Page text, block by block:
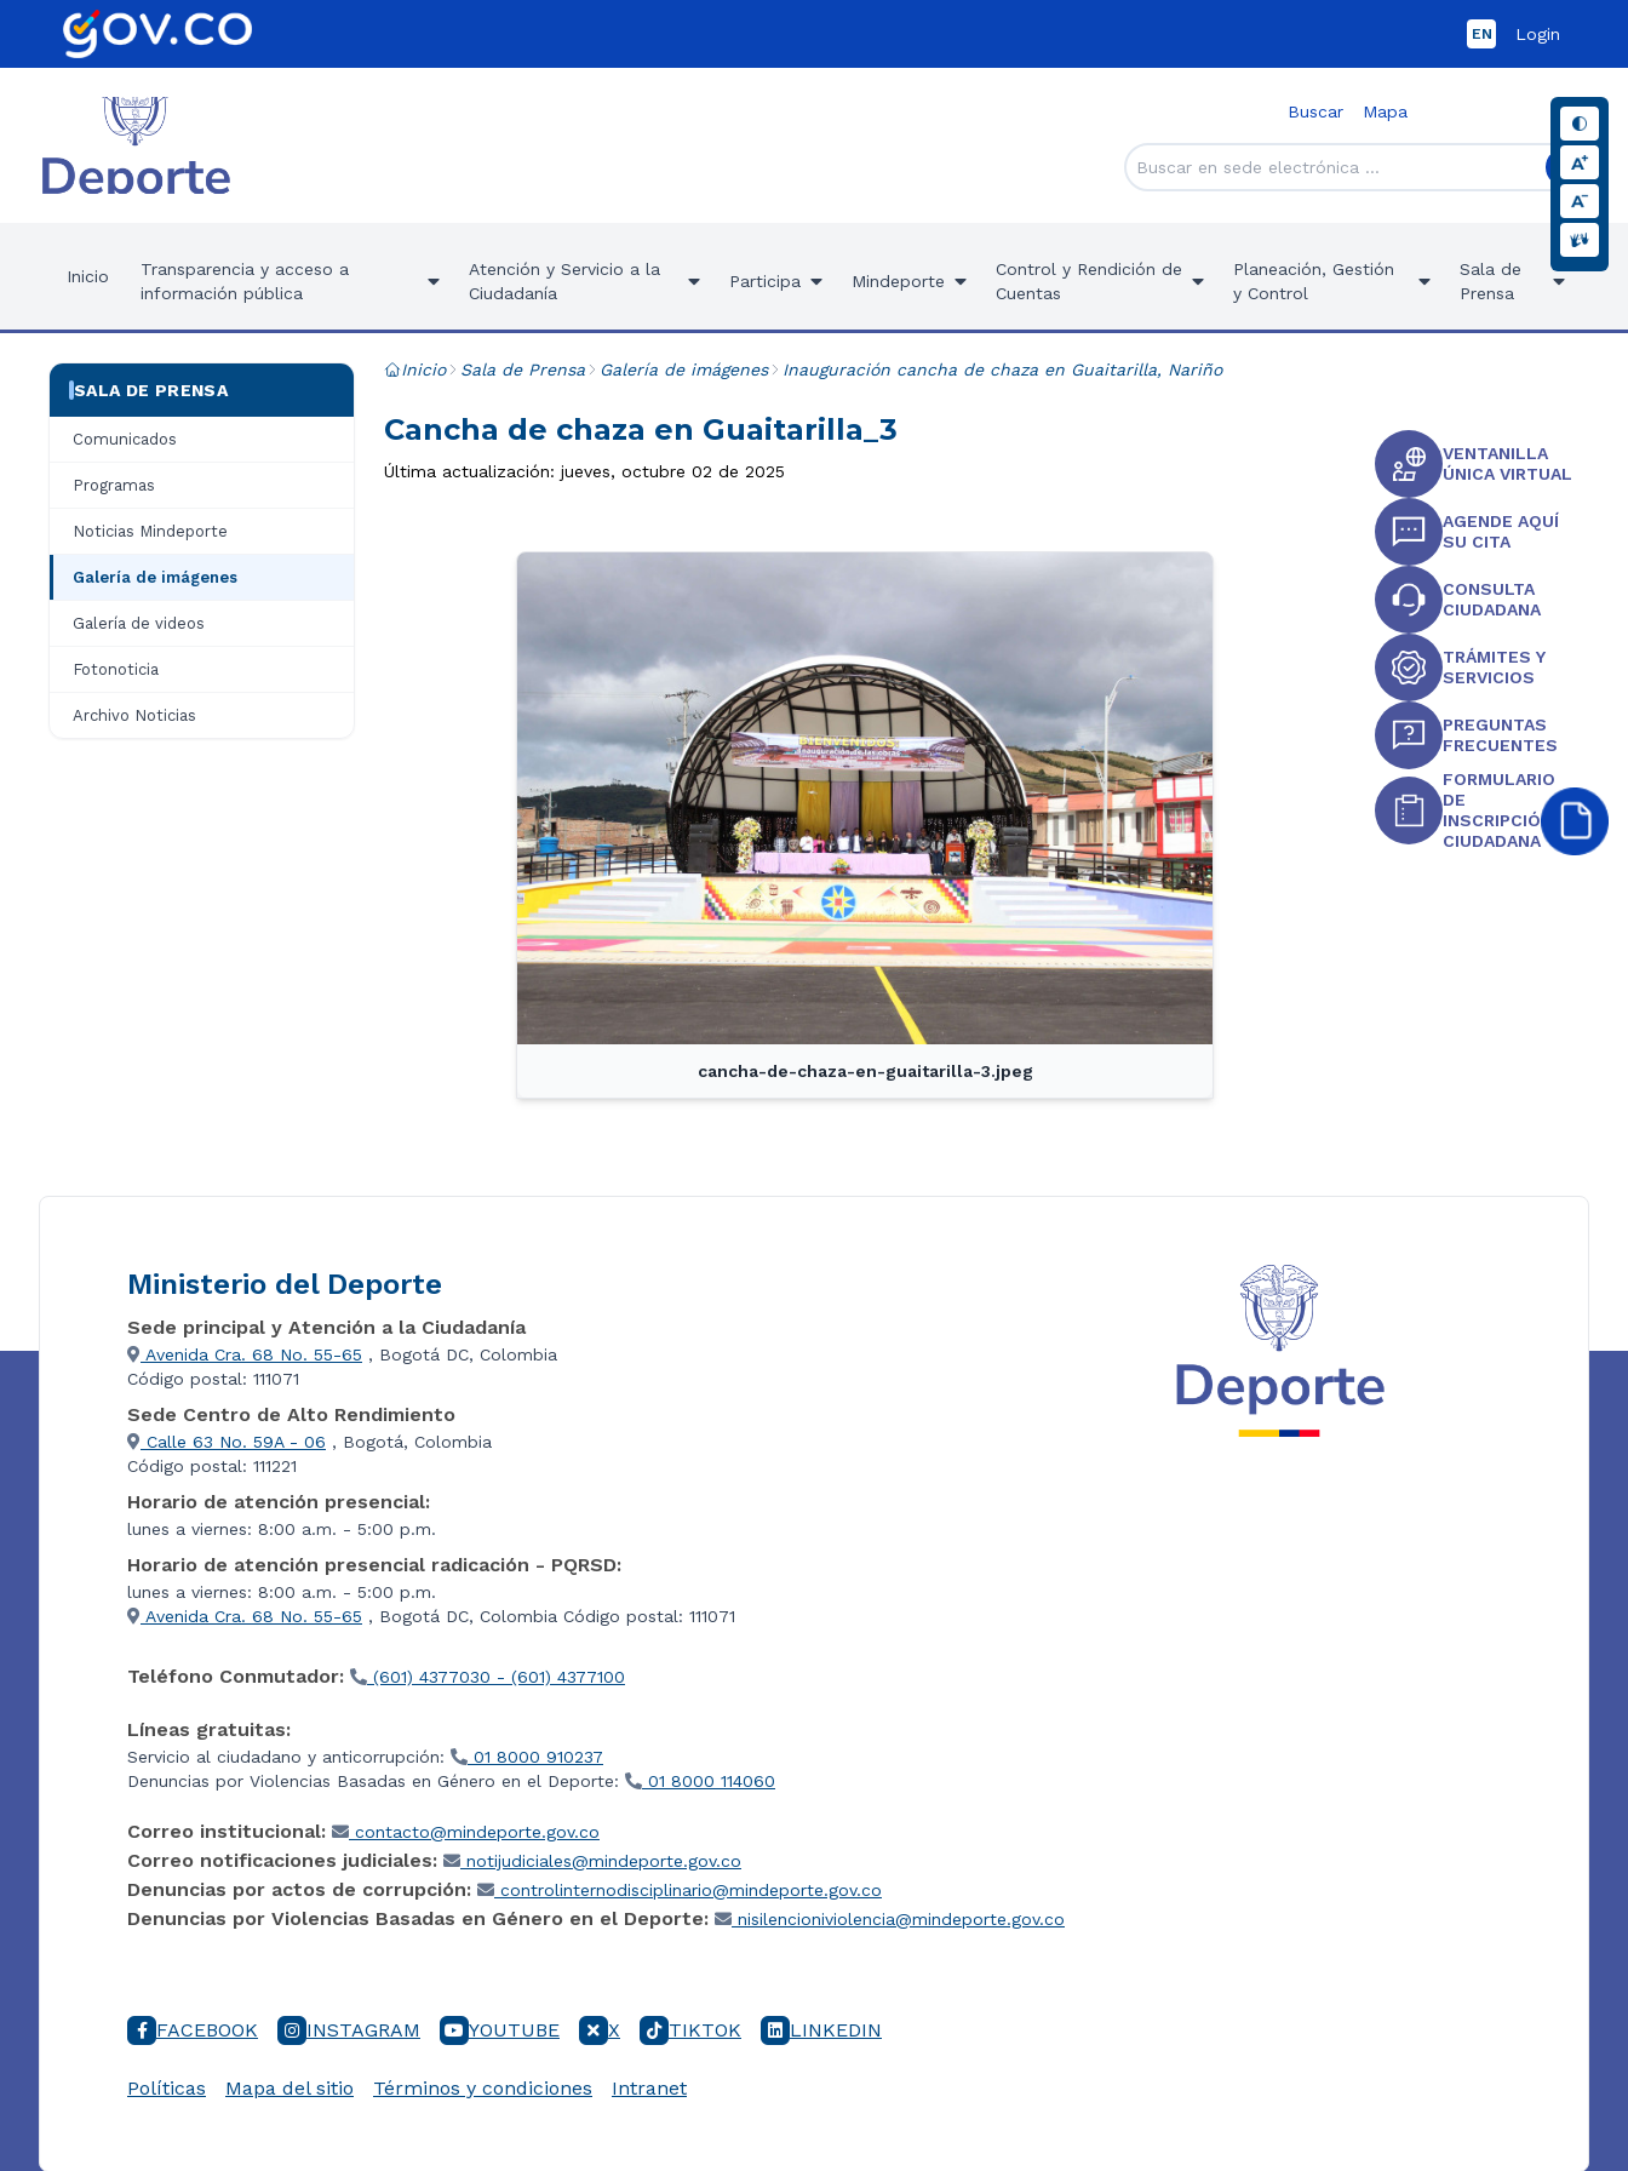
EN Login
Buscar Mapa
Inicio
Transparencia y acceso a
información pública
Atención y Servicio a la
Ciudadanía
Participa Mindeporte
Control y Rendición de
Cuentas
Planeación, Gestión
y Control
Sala de
Prensa
SALA DE PRENSA
Comunicados
Programas
Noticias Mindeporte
Galería de imágenes
Galería de videos
Fotonoticia
Archivo Noticias
Inicio Sala de Prensa Galería de imágenes Inauguración cancha de chaza en Guaitarilla, Nariño
Cancha de chaza en Guaitarilla_3
Última actualización: jueves, octubre 02 de 2025
cancha-de-chaza-en-guaitarilla-3.jpeg
VENTANILLA
ÚNICA VIRTUAL
AGENDE AQUÍ
SU CITA
CONSULTA
CIUDADANA
TRÁMITES Y
SERVICIOS
PREGUNTAS
FRECUENTES
FORMULARIO
DE
INSCRIPCIÓN
CIUDADANA
Ministerio del Deporte
Sede principal y Atención a la Ciudadanía
Avenida Cra. 68 No. 55-65 , Bogotá DC, Colombia
Código postal: 111071
Sede Centro de Alto Rendimiento
Calle 63 No. 59A - 06 , Bogotá, Colombia
Código postal: 111221
Horario de atención presencial:
lunes a viernes: 8:00 a.m. - 5:00 p.m.
Horario de atención presencial radicación - PQRSD:
lunes a viernes: 8:00 a.m. - 5:00 p.m.
Avenida Cra. 68 No. 55-65 , Bogotá DC, Colombia Código postal: 111071
Teléfono Conmutador: (601) 4377030 - (601) 4377100
Líneas gratuitas:
Servicio al ciudadano y anticorrupción:
01 8000 910237
Denuncias por Violencias Basadas en Género en el Deporte:
01 8000 114060
Correo institucional: contacto@mindeporte.gov.co
Correo notificaciones judiciales: notijudiciales@mindeporte.gov.co
Denuncias por actos de corrupción: controlinternodisciplinario@mindeporte.gov.co
Denuncias por Violencias Basadas en Género en el Deporte: nisilencioniviolencia@mindeporte.gov.co
FACEBOOK INSTAGRAM YOUTUBE X TIKTOK LINKEDIN
Políticas Mapa del sitio Términos y condiciones Intranet